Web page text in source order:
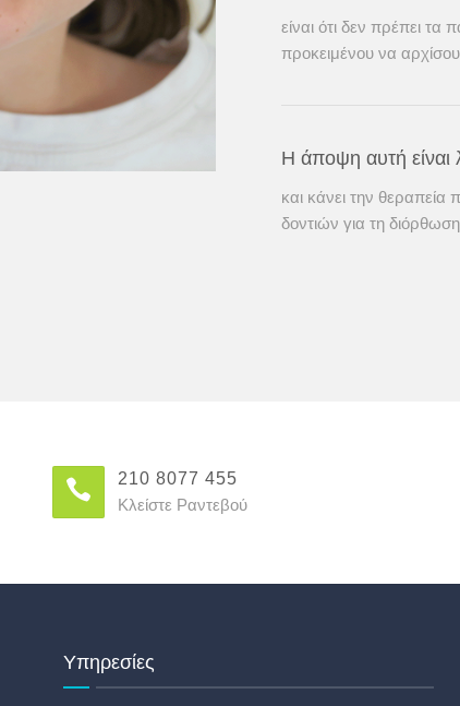
είναι ότι δεν πρέπει τα
προκειμένου να
Η άποψη αυτή είναι
και κάνει την
δοντιών για τη
210 8077 455
Κλείστε Ραντεβού
Υπηρεσίες